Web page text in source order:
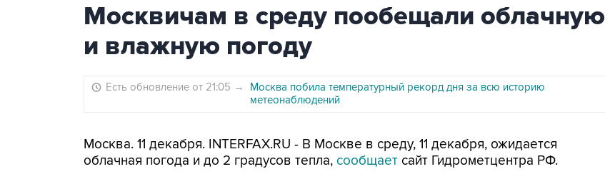
Москвичам в среду пообещали облачную
и влажную погоду
Есть обновление от 21:05 →
Москва побила температурный рекорд дня за всю историю
метеонаблюдений
Москва. 11 декабря. INTERFAX.RU - В Москве в среду, 11 декабря, ожидается
облачная погода и до 2 градусов тепла, сообщает сайт Гидрометцентра РФ.